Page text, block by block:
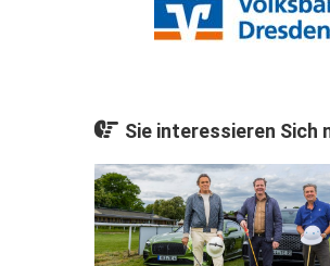
Sie interessieren Sich